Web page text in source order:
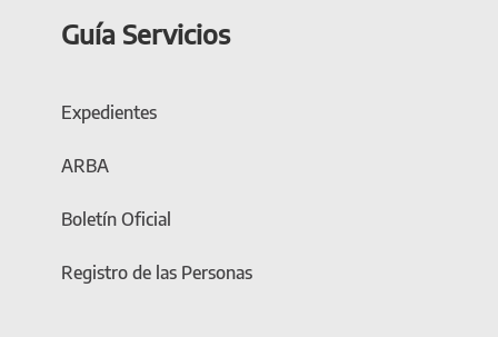
Guía Servicios
Expedientes
ARBA
Boletín Oficial
Registro de las Personas